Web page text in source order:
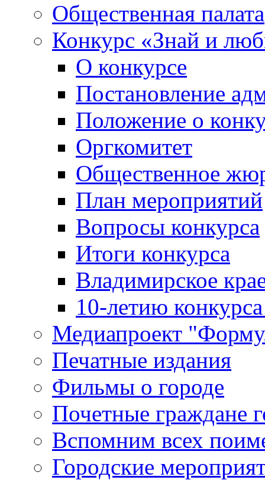
Общественная палата
Конкурс «Знай и
О конкурсе
Постановление
Положение о
Оргкомитет
Общественное
План мероприятий
Вопросы конкурса
Итоги конкурса
Владимирское
10-летию
Медиапроект
Печатные издания
Фильмы о городе
Почетные граждане
Вспомним всех
Городские